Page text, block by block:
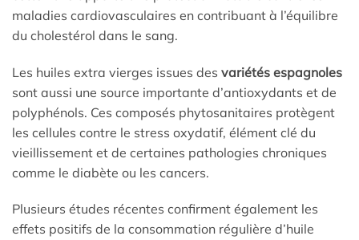
maladies cardiovasculaires en contribuant à l’équilibre
du cholestérol dans le sang.
Les huiles extra vierges issues des variétés espagnoles
sont aussi une source importante d’antioxydants et de
polyphénols. Ces composés phytosanitaires protègent
les cellules contre le stress oxydatif, élément clé du
vieillissement et de certaines pathologies chroniques
comme le diabète ou les cancers.
Plusieurs études récentes confirment également les
effets positifs de la consommation régulière d’huile